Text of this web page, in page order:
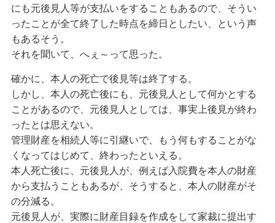
にも元後見人等が支払いをすることもあるので、そうい
ったことが全て終了した時点を締日としたい、という声
もあるそう。
それを聞いて、へぇ～って思った。
確かに、本人の死亡で後見等は終了する。
しかし、本人の死亡後にも、元後見人として何かとする
ことがあるので、元後見人としては、事実上後見が終わ
ったとは思えない。
管理財産を相続人等に引継いで、もう何もすることがな
くなってはじめて、終わったといえる。
本人死亡後に、元後見人が、例えば入院費を本人の財産
から支払うこともあるが、そうすると、本人の財産がそ
の分減る。
元後見人が、実際に財産目録を作成をして家裁に提出す